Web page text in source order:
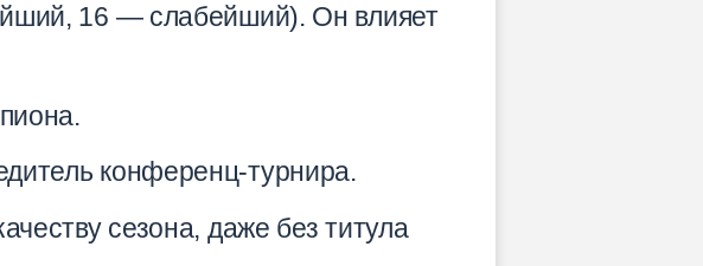
16 — слабейший). Он влияет
конференц-турнира.
сезона, даже без титула